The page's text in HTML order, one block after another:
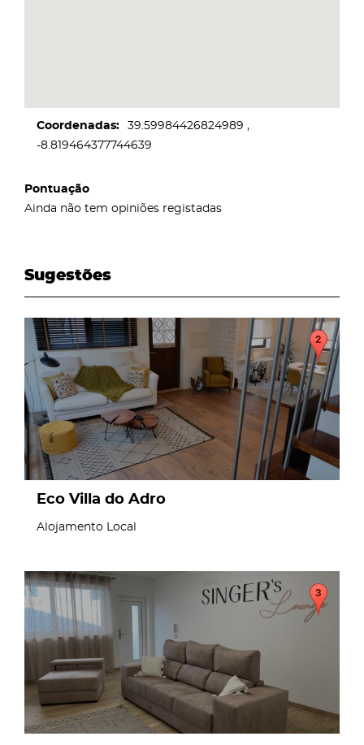
Coordenadas
39.59984426824989
-8.819464377744639
Pontuação
Ainda não tem opiniões registadas
Sugestões
page
Eco Villa do Adro
Alojamento Local
page